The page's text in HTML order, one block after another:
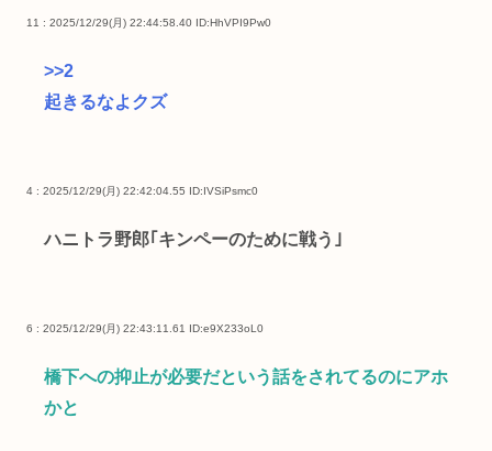
11 : 2025/12/29(月) 22:44:58.40 ID:HhVPI9Pw0
>>2
起きるなよクズ
4 : 2025/12/29(月) 22:42:04.55 ID:IVSiPsmc0
ハニトラ野郎｢キンペーのために戦う｣
6 : 2025/12/29(月) 22:43:11.61 ID:e9X233oL0
橋下への抑止が必要だという話をされてるのにアホ
かと